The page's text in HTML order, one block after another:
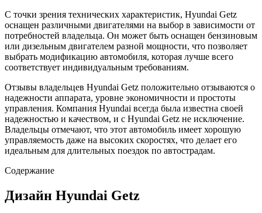
С точки зрения технических характеристик, Hyundai Getz
оснащен различными двигателями на выбор в зависимости от
потребностей владельца. Он может быть оснащен бензиновым
или дизельным двигателем разной мощности, что позволяет
выбрать модификацию автомобиля, которая лучше всего
соответствует индивидуальным требованиям.
Отзывы владельцев Hyundai Getz положительно отзываются о
надежности аппарата, уровне экономичности и простоты
управления. Компания Hyundai всегда была известна своей
надежностью и качеством, и с Hyundai Getz не исключение.
Владельцы отмечают, что этот автомобиль имеет хорошую
управляемость даже на высоких скоростях, что делает его
идеальным для длительных поездок по автострадам.
Содержание
Дизайн Hyundai Getz